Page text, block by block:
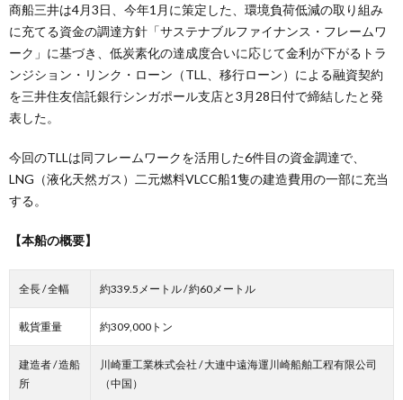
商船三井は4月3日、今年1月に策定した、環境負荷低減の取り組み
に充てる資金の調達方針「サステナブルファイナンス・フレームワ
ーク」に基づき、低炭素化の達成度合いに応じて金利が下がるトラ
ンジション・リンク・ローン（TLL、移行ローン）による融資契約
を三井住友信託銀行シンガポール支店と3月28日付で締結したと発
表した。
今回のTLLは同フレームワークを活用した6件目の資金調達で、
LNG（液化天然ガス）二元燃料VLCC船1隻の建造費用の一部に充当
する。
【本船の概要】
全長 / 全幅 約339.5メートル / 約60メートル
載貨重量 約309,000トン
建造者 / 造船
所
川崎重工業株式会社 / 大連中遠海運川崎船舶工程有限公司
（中国）